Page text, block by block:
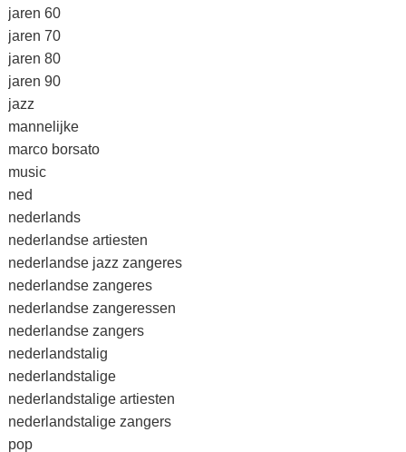
jaren 60
jaren 70
jaren 80
jaren 90
jazz
mannelijke
marco borsato
music
ned
nederlands
nederlandse artiesten
nederlandse jazz zangeres
nederlandse zangeres
nederlandse zangeressen
nederlandse zangers
nederlandstalig
nederlandstalige
nederlandstalige artiesten
nederlandstalige zangers
pop